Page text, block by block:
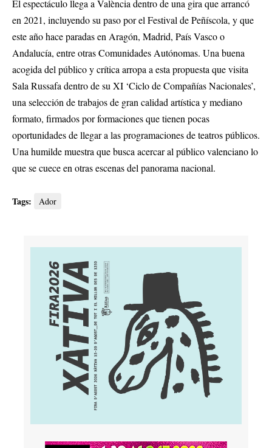
El espectáculo llega a València dentro de una gira que arrancó
en 2021, incluyendo su paso por el Festival de Peñíscola, y que
este año hace paradas en Aragón, Madrid, País Vasco o
Andalucía, entre otras Comunidades Autónomas. Una buena
acogida del público y crítica arropa a esta propuesta que visita
Sala Russafa dentro de su XI ‘Ciclo de Compañías Nacionales’,
una selección de trabajos de gran calidad artística y mediano
formato, firmados por formaciones que tienen pocas
oportunidades de llegar a las programaciones de teatros públicos.
Una humilde muestra que busca acercar al público valenciano lo
que se cuece en otras escenas del panorama nacional.
Tags: Ador